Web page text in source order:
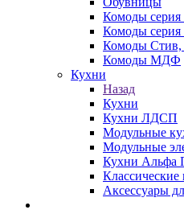
Комоды серия
Комоды
Комоды
Комоды МДФ
Кухни
Назад
Кухни
Кухни ЛДСП
Модульные
Модульные
Кухни Альфа
Классические
Аксессуары